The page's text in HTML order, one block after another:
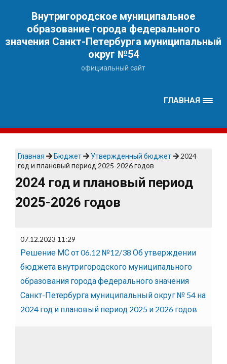
Внутригородское муниципальное
образование города федерального
значения Санкт-Петербурга муниципальный
округ №54
официальный сайт
ГЛАВНАЯ
Главная Бюджет Утвержденный бюджет
2024
год и плановый период 2025-2026 годов
2024 год и плановый период
2025-2026 годов
07.12.2023 11:29
Решение МС от 06.12 №12/38 Об утверждении
бюджета внутригородского муниципального
образования города федерального значения
Санкт-Петербурга муниципальный округ № 54 на
2024 год и плановый период 2025 и 2026 годов